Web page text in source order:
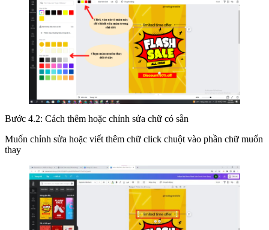
Bước 4.2: Cách thêm hoặc chỉnh sửa chữ có sẵn
Muốn chỉnh sửa hoặc viết thêm chữ click chuột vào phần chữ muốn
thay